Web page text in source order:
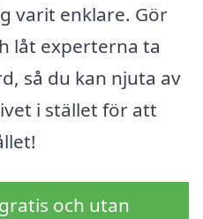
varit enklare. Gör
låt experterna ta
så du kan njuta av
i stället för att
och utan